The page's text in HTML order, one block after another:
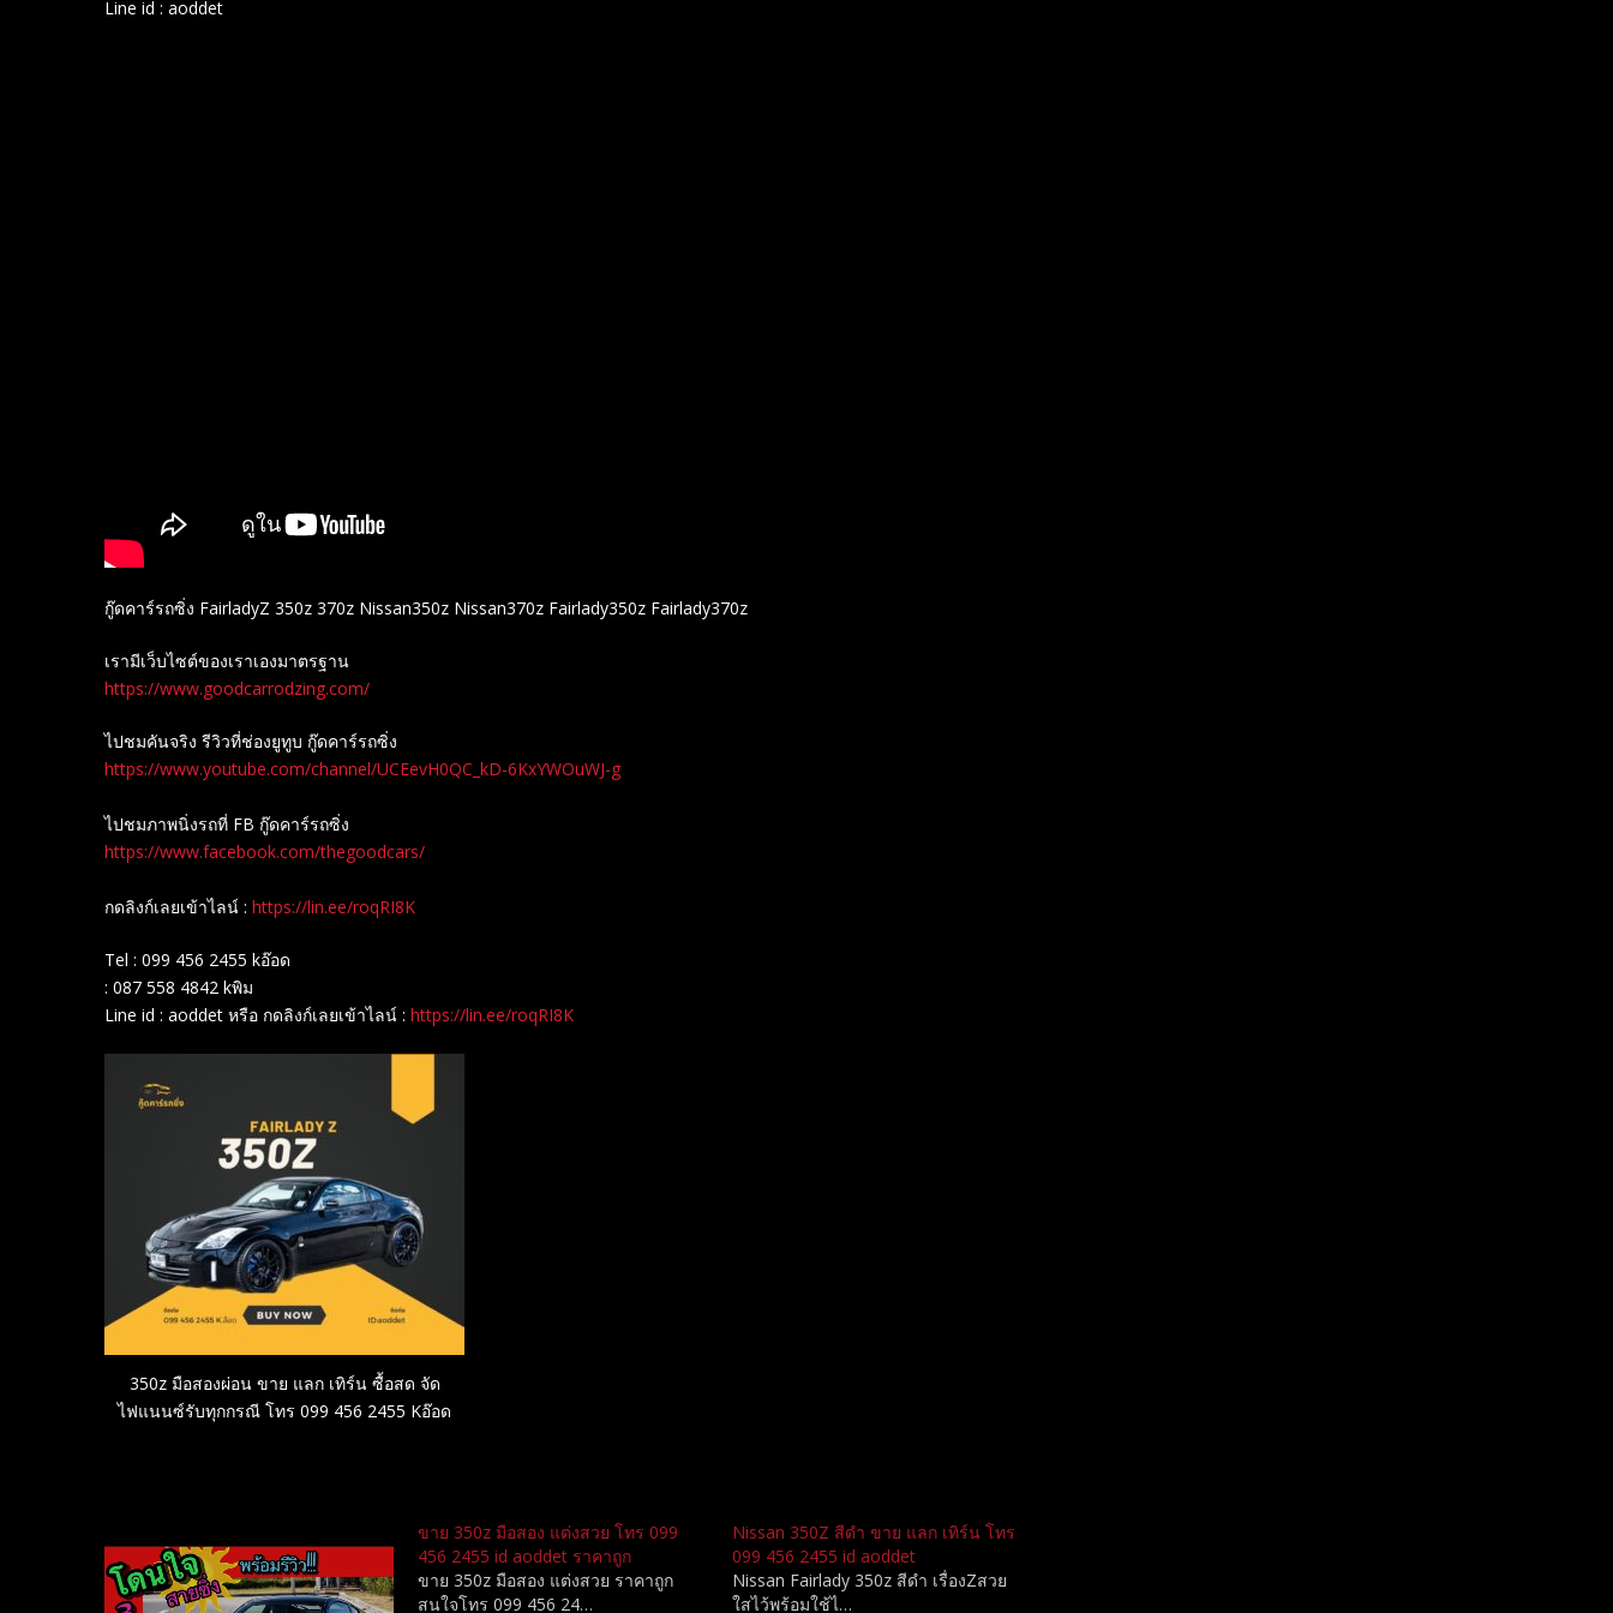
Line id : aoddet
กู๊ดคาร์รถซิ่ง FairladyZ 350z 370z Nissan350z Nissan370z Fairlady350z Fairlady370z
เรามีเว็บไซต์ของเราเองมาตรฐาน
https://www.goodcarrodzing.com/
ไปชมคันจริง รีวิวที่ช่องยู​ทูบ​ กู๊ดคาร์รถซิ่ง
https://www.youtube.com/channel/UCEevH0QC_kD-6KxYWOuWJ-g
ไปชมภาพนิ่งรถที่ FB กู๊ดคาร์รถซิ่ง
https://www.facebook.com/thegoodcars/
กดลิงก์เลยเข้าไลน์ : https://lin.ee/roqRI8K
Tel : 099 456 2455 kอ๊อด
: 087 558 4842 kพิม
Line id : aoddet หรือ กดลิงก์เลยเข้าไลน์ : https://lin.ee/roqRI8K
350z มือสองผ่อน ขาย แลก เทิร์น ซื้อสด จัด
ไฟแนนซ์รับทุกกรณี โทร 099 456 2455 Kอ๊อด
ขาย 350z มือสอง แต่งสวย โทร 099
456 2455 id aoddet ราคาถูก
ขาย 350z มือสอง แต่งสวย ราคาถูก
สนใจโทร 099 456 24…
Nissan 350Z สีดำ ขาย แลก เทิร์น โทร
099 456 2455 id aoddet
Nissan Fairlady 350z สีดำ เรื่องZสวย
ใสไว้พร้อมใช้ไ…